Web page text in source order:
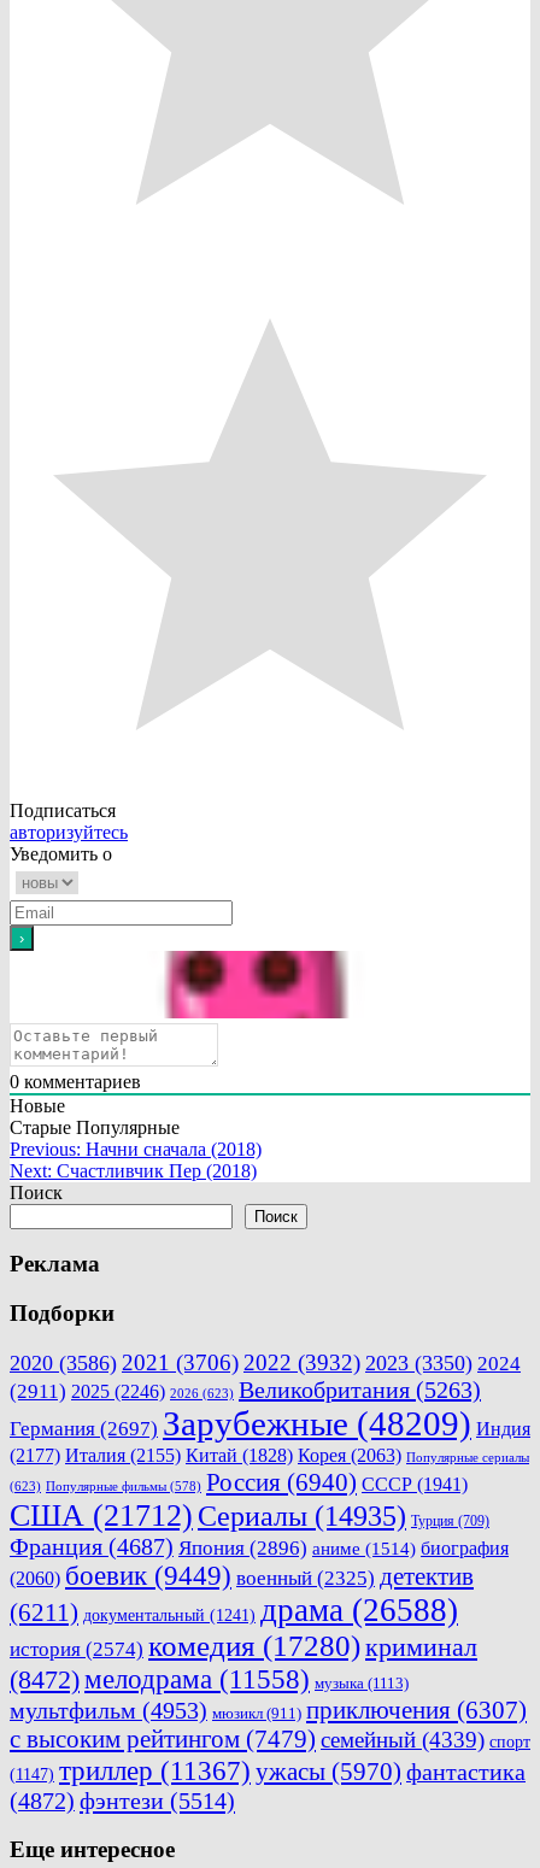
Подписаться
авторизуйтесь
Уведомить о
0 комментариев
Новые
Старые Популярные
Навигация
по
Previous: Начни сначала (2018)
Next: Счастливчик Пер (2018)
Поиск
Поиск
Реклама
Подборки
2020 (3586) 2021 (3706) 2022 (3932) 2023 (3350) 2024
(2911) 2025 (2246) 2026 (623) Великобритания (5263)
Германия (2697) Зарубежные (48209) Индия
(2177) Италия (2155) Китай (1828) Корея (2063) Популярные сериалы
(623) Популярные фильмы (578) Россия (6940) СССР (1941)
США (21712) Сериалы (14935) Турция (709)
Франция (4687) Япония (2896) аниме (1514) биография
(2060) боевик (9449) военный (2325) детектив
(6211) документальный (1241) драма (26588)
история (2574) комедия (17280)криминал
(8472)мелодрама (11558) музыка (1113)
мультфильм (4953) мюзикл (911) приключения (6307)
с высоким рейтингом (7479) семейный (4339) спорт
(1147) триллер (11367) ужасы (5970) фантастика
(4872) фэнтези (5514)
Еще интересное